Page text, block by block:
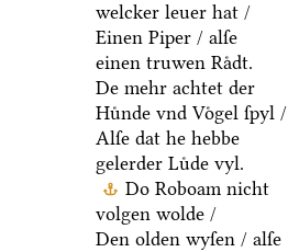
welcker leuer hat /
Einen Piper / alſe
einen truwen Raͤdt.
De mehr achtet der
Huͤnde vnd Voͤgel ſpyl /
Alſe dat he hebbe
gelerder Luͤde vyl.
Do Roboam nicht
volgen wolde /
Den olden wyſen / alſe